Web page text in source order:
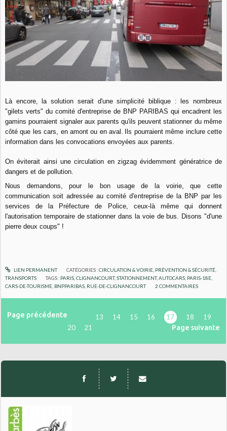
Là encore, la solution serait d'une simplicité biblique : les nombreux
"gilets verts" du comité d'entreprise de BNP PARIBAS qui encadrent les
gamins pourraient signaler aux parents qu'ils peuvent stationner du même
côté que les cars, en amont ou en aval.
Ils pourraient même inclure cette
information dans les convocations envoyées aux parents.
On éviterait ainsi une circulation en zigzag évidemment génératrice de
dangers et de pollution.
Nous demandons, pour le bon usage de la voirie, que cette
communication soit adressée au comité d'entreprise de la BNP par les
services de la Préfecture de Police, ceux-là même qui donnent
l'autorisation temporaire de stationner dans la voie de bus. Disons "d'une
pierre deux coups" !
LIEN PERMANENT CATÉGORIES :CIRCULATION & VOIRIE, PRÉVENTION & SÉCURITÉ,
TRANSPORTS
TAGS : PARIS ,CLIGNANCOURT,STATIONNEMENT,AUTOCARS PARIS-18E
CARS-DE-TOURISME BNPPARIBAS RUE-DE-CLIGNANCOURT 2 COMMENTAIRES
Page précédente 13 14 15 16 17 18
19
20
21 Page suivante